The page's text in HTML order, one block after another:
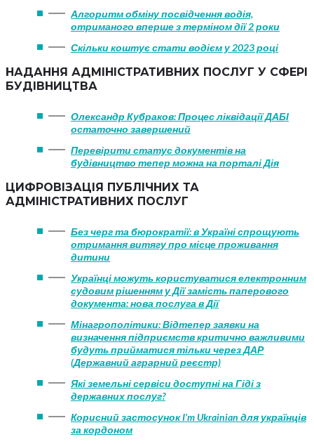
Алгоритм обміну посвідчення водія,
отриманого вперше з терміном дії 2 роки
Скільки коштує стати водієм у 2023 році
НАДАННЯ АДМІНІСТРАТИВНИХ ПОСЛУГ У СФЕРІ
БУДІВНИЦТВА
Олександр Кубраков: Процес ліквідації ДАБІ
остаточно завершений
Перевірити статус документів на
будівництво тепер можна на порталі Дія
ЦИФРОВІЗАЦІЯ ПУБЛІЧНИХ ТА
АДМІНІСТРАТИВНИХ ПОСЛУГ
Без черг та бюрократії: в Україні спрощують
отримання витягу про місце проживання
дитини
Українці можуть користуватися електронним
судовим рішенням у Дії замість паперового
документа: нова послуга в Дії
Мінагрополітики: Відтепер заявки на
визначення підприємств критично важливими
будуть прийматися тільки через ДАР
(Державний аграрний реєстр)
Які земельні сервіси доступні на Гіді з
державних послуг?
Корисний застосунок I’m Ukrainian для українців
за кордоном